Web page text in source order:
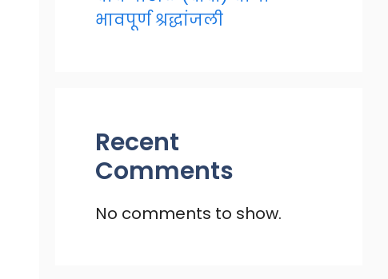
भावपूर्ण श्रद्धांजली
Recent
Comments
No comments to show.